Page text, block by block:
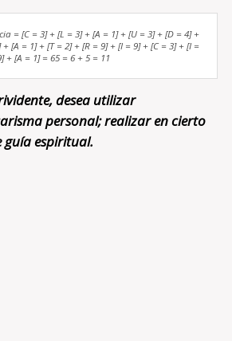
= [C = 3] + [L = 3] + [A = 1] + [U = 3] + [D = 4] +
[A = 1] + [T = 2] + [R = 9] + [I = 9] + [C = 3] + [I =
+ [A = 1] = 65 = 6 + 5 = 11
desea utilizar
personal; realizar en cierto
guía espiritual.